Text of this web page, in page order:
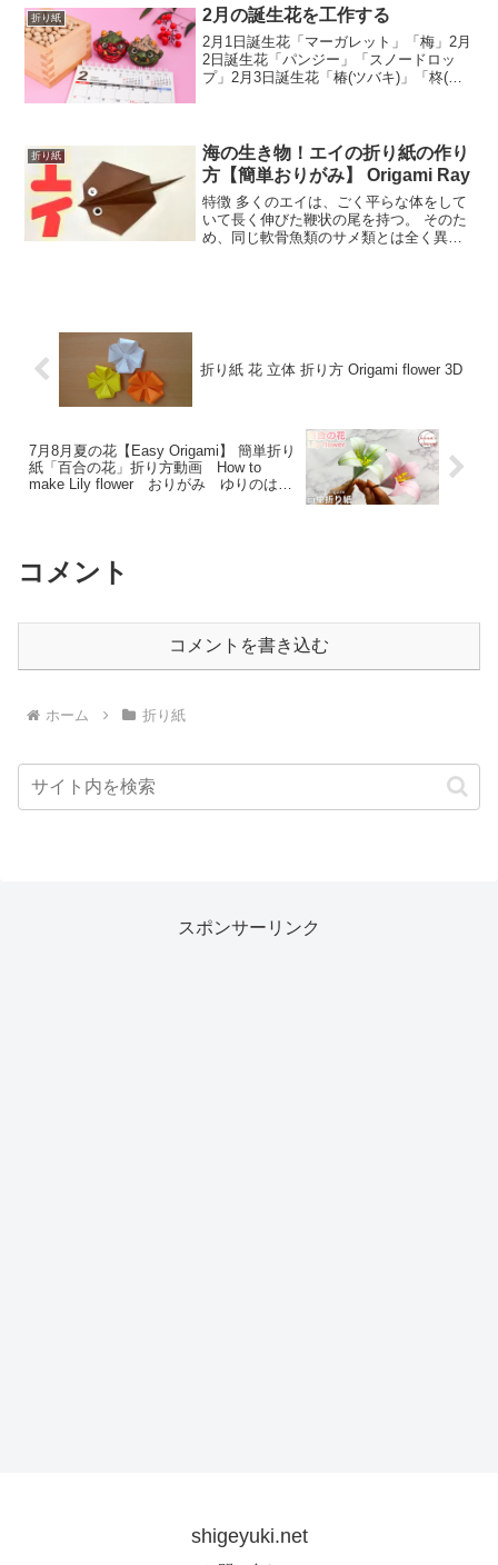
作って、群れをイメージした飾り付けを
することもできます。さら...
折り紙 2月の誕生花を工作する
2月1日誕生花「マーガレット」「梅」2月
2日誕生花「パンジー」「スノードロッ
プ」2月3日誕生花「椿(ツバキ)」「柊(ヒ
折り紙
海の生き物！エイの折り紙の作り
方【簡単おりがみ】 Origami Ray
特徴 多くのエイは、ごく平らな体をして
いて長く伸びた鞭状の尾を持つ。 そのた
め、同じ軟骨魚類のサメ類とは全く異な
折り紙 花 立体 折り方 Origami flower 3D
7月8月夏の花【Easy Origami】 簡単折り
紙「百合の花」折り方動画 How to
make Lily flower おりがみ ゆりのは
コメント
コメントを書き込む
ホーム 折り紙
スポンサーリンク
shigeyuki.net